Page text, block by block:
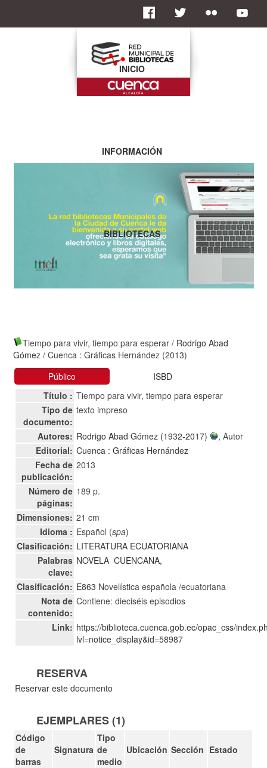
Tiempo para vivir, tiempo para esperar / Rodrigo Abad
Gómez / Cuenca : Gráficas Hernández (2013)
Público
ISBD
Título : Tiempo para vivir, tiempo para esperar
Tipo de
documento:
texto impreso
Autores: Rodrigo Abad Gómez (1932-2017)
, Autor
Editorial: Cuenca : Gráficas Hernández
Fecha de
publicación:
2013
Número de
páginas:
189 p.
Dimensiones: 21 cm
Idioma : Español (spa)
Clasificación: LITERATURA ECUATORIANA
Palabras
clave:
NOVELA CUENCANA,
Clasificación: E863 Novelística española /ecuatoriana
Nota de
contenido:
Contiene: dieciséis episodios
Link: https://biblioteca.cuenca.gob.ec/opac_css/
lvl=notice_display&id=58987
RESERVA
Reservar este documento
EJEMPLARES (1)
Código
de
barras
Signatura
Tipo
de
medio
Ubicación Sección Estado
INICIO
INFORMACIÓN
BIBLIOTECAS